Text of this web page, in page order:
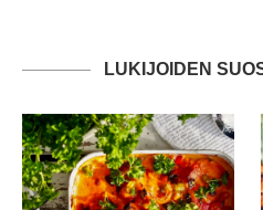
LUKIJOIDEN